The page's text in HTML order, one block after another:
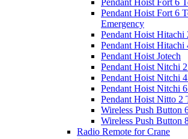
Pendant Hoist Fort 6
Pendant Hoist Fort 6
Emergency
Pendant Hoist Hitachi
Pendant Hoist Hitachi
Pendant Hoist Jotech
Pendant Hoist Nitchi
Pendant Hoist Nitchi
Pendant Hoist Nitchi
Pendant Hoist Nitto 2
Wireless Push Button
Wireless Push Button
Radio Remote for Crane